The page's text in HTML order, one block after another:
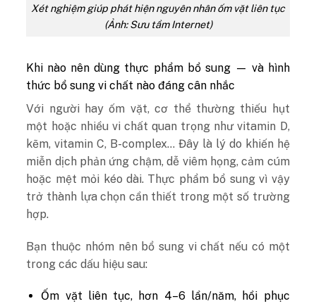
Xét nghiệm giúp phát hiện nguyên nhân ốm vặt liên tục
(Ảnh: Sưu tầm Internet)
Khi nào nên dùng thực phẩm bổ sung — và hình
thức bổ sung vi chất nào đáng cân nhắc
Với người hay ốm vặt, cơ thể thường thiếu hụt
một hoặc nhiều vi chất quan trọng như vitamin D,
kẽm, vitamin C, B-complex… Đây là lý do khiến hệ
miễn dịch phản ứng chậm, dễ viêm họng, cảm cúm
hoặc mệt mỏi kéo dài. Thực phẩm bổ sung vì vậy
trở thành lựa chọn cần thiết trong một số trường
hợp.
Bạn thuộc nhóm nên bổ sung vi chất nếu có một
trong các dấu hiệu sau:
Ốm vặt liên tục, hơn 4–6 lần/năm, hồi phục